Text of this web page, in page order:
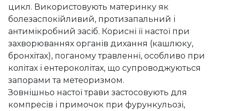
цикл. Використовують материнку як
болезаспокійливий, протизапальний і
антимікробний засіб. Корисні її настої при
захворюваннях органів дихання (кашлюку,
бронхітах), поганому травленні, особливо при
колітах і ентероколітах, що супроводжуються
запорами та метеоризмом.
Зовнішньо настої трави застосовують для
компресів і примочок при фурункульозі,